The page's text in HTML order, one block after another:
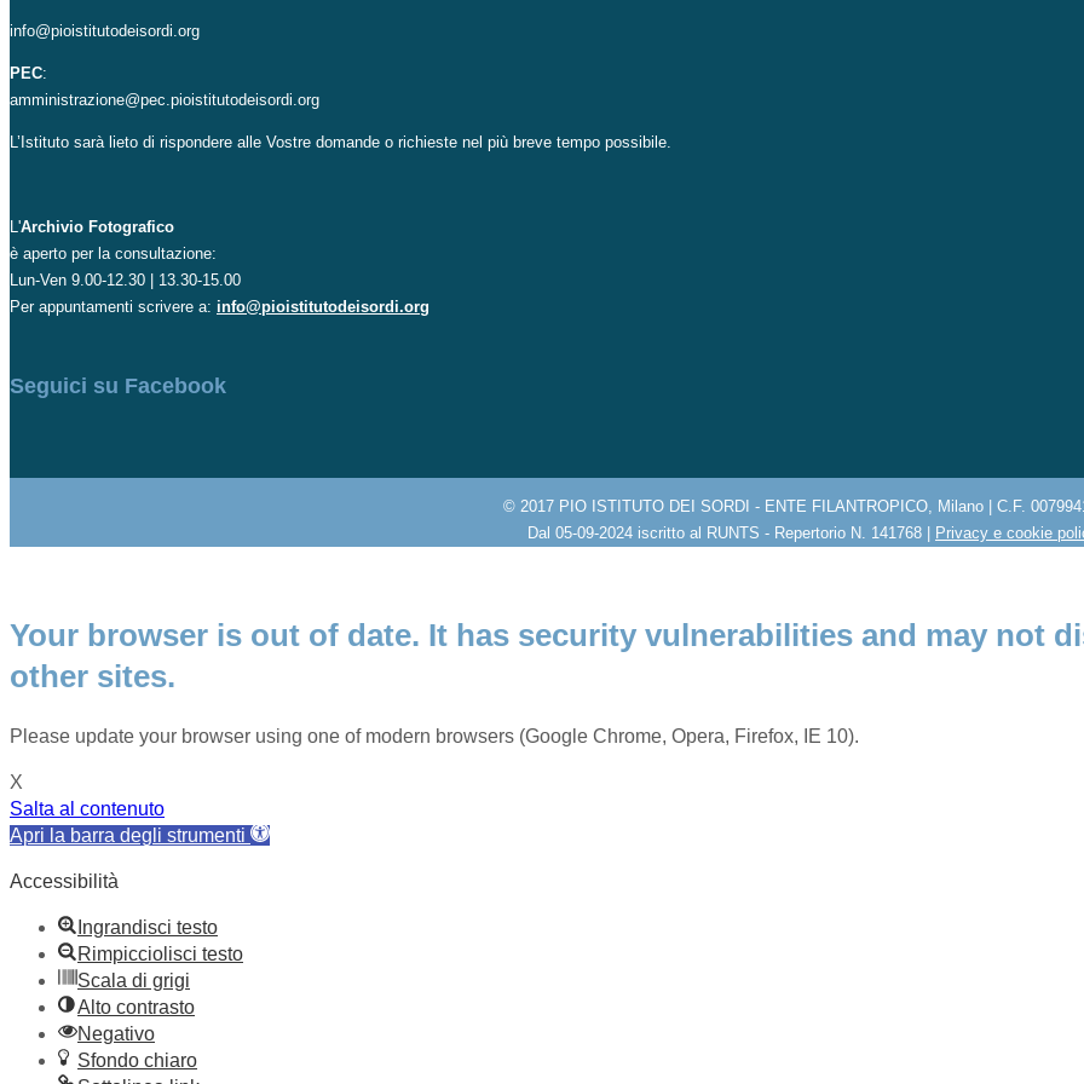
info@pioistitutodeisordi.org
PEC:
amministrazione@pec.pioistitutodeisordi.org
L’Istituto sarà lieto di rispondere alle Vostre domande o richieste nel più breve tempo possibile.
L'Archivio Fotografico
è aperto per la consultazione:
Lun-Ven 9.00-12.30 | 13.30-15.00
Per appuntamenti scrivere a: info@pioistitutodeisordi.org
Seguici su Facebook
© 2017 PIO ISTITUTO DEI SORDI - ENTE FILANTROPICO, Milano | C.F.
Dal 05-09-2024 iscritto al RUNTS - Repertorio N. 141768 | Privacy e cookie
Your browser is out of date. It has security vulnerabilities and may not
other sites.
Please update your browser using one of modern browsers (Google Chrome, Opera, Firefox, IE 10).
X
Salta al contenuto
Apri la barra degli strumenti
Accessibilità
Ingrandisci testo
Rimpicciolisci testo
Scala di grigi
Alto contrasto
Negativo
Sfondo chiaro